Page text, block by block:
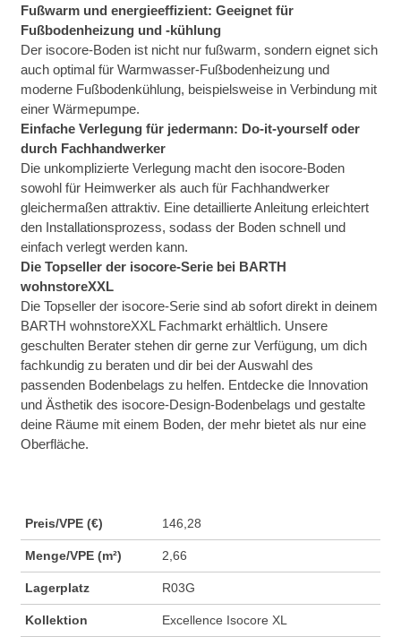
Fußwarm und energieeffizient: Geeignet für
Fußbodenheizung und -kühlung
Der isocore-Boden ist nicht nur fußwarm, sondern eignet sich
auch optimal für Warmwasser-Fußbodenheizung und
moderne Fußbodenkühlung, beispielsweise in Verbindung mit
einer Wärmepumpe.
Einfache Verlegung für jedermann: Do-it-yourself oder
durch Fachhandwerker
Die unkomplizierte Verlegung macht den isocore-Boden
sowohl für Heimwerker als auch für Fachhandwerker
gleichermaßen attraktiv. Eine detaillierte Anleitung erleichtert
den Installationsprozess, sodass der Boden schnell und
einfach verlegt werden kann.
Die Topseller der isocore-Serie bei BARTH
wohnstoreXXL
Die Topseller der isocore-Serie sind ab sofort direkt in deinem
BARTH wohnstoreXXL Fachmarkt erhältlich. Unsere
geschulten Berater stehen dir gerne zur Verfügung, um dich
fachkundig zu beraten und dir bei der Auswahl des
passenden Bodenbelags zu helfen. Entdecke die Innovation
und Ästhetik des isocore-Design-Bodenbelags und gestalte
deine Räume mit einem Boden, der mehr bietet als nur eine
Oberfläche.
Preis/VPE (€) 146,28
Menge/VPE (m²) 2,66
Lagerplatz R03G
Kollektion Excellence Isocore XL